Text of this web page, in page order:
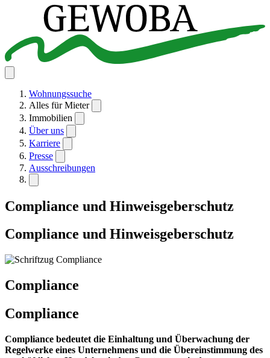
Wohnungssuche
Alles für Mieter
Immobilien
Über uns
Karriere
Presse
Ausschreibungen
Compliance und Hinweisgeberschutz
Compliance und Hinweisgeberschutz
Compliance
Compliance
Compliance bedeutet die Einhaltung und Überwachung der
Regelwerke eines Unternehmens und die Übereinstimmung des